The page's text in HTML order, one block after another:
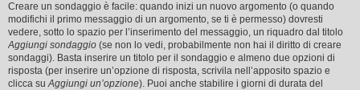
Creare un sondaggio è facile: quando inizi un nuovo argomento (o quando
modifichi il primo messaggio di un argomento, se ti è permesso) dovresti
vedere, sotto lo spazio per l’inserimento del messaggio, un riquadro dal titolo
Aggiungi sondaggio (se non lo vedi, probabilmente non hai il diritto di creare
sondaggi). Basta inserire un titolo per il sondaggio e almeno due opzioni di
risposta (per inserire un’opzione di risposta, scrivila nell’apposito spazio e
clicca suAggiungi un’opzione). Puoi anche stabilire i giorni di durata del